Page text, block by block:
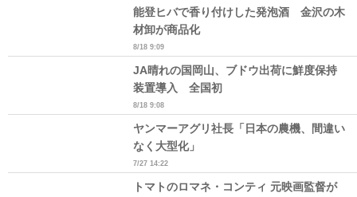
能登ヒバで香り付けした発泡酒 金沢の木
材卸が商品化
8/18 9:09
JA晴れの国岡山、ブドウ出荷に鮮度保持
装置導入 全国初
8/18 9:08
ヤンマーアグリ社長「日本の農機、間違い
なく大型化」
7/27 14:22
トマトのロマネ・コンティ 元映画監督が